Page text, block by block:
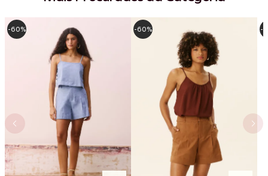
-60% -60% -